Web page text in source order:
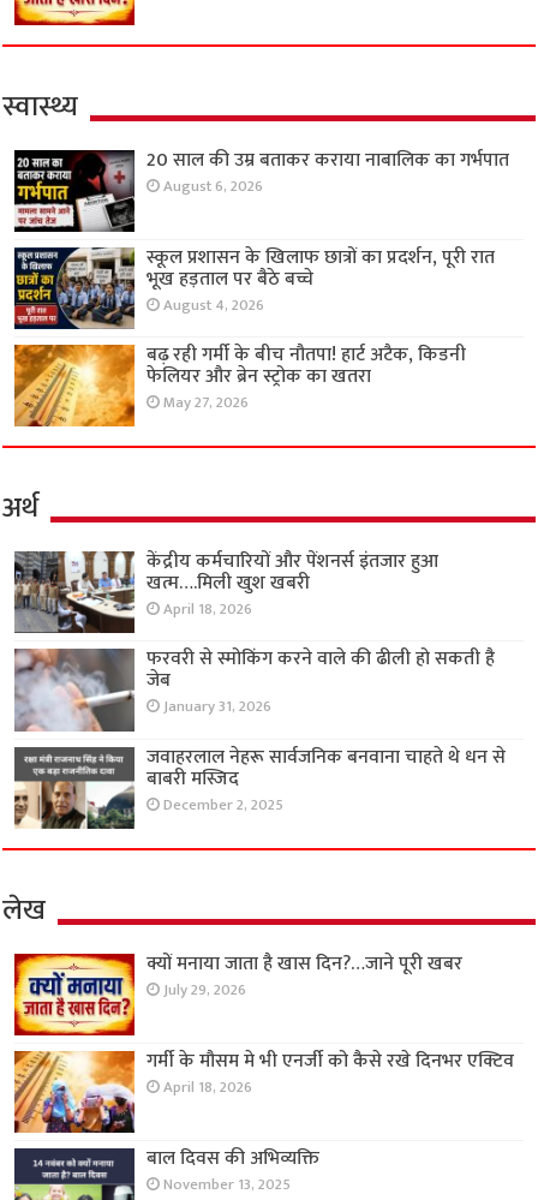
स्वास्थ्य
20 साल की उम्र बताकर कराया नाबालिक का गर्भपात
August 6, 2026
स्कूल प्रशासन के खिलाफ छात्रों का प्रदर्शन, पूरी रात
भूख हड़ताल पर बैठे बच्चे
August 4, 2026
बढ़ रही गर्मी के बीच नौतपा! हार्ट अटैक, किडनी
फेलियर और ब्रेन स्ट्रोक का खतरा
May 27, 2026
अर्थ
केंद्रीय कर्मचारियों और पेंशनर्स इंतजार हुआ
खत्म….मिली खुश खबरी
April 18, 2026
फरवरी से स्मोकिंग करने वाले की ढीली हो सकती है
जेब
January 31, 2026
जवाहरलाल नेहरू सार्वजनिक बनवाना चाहते थे धन से
बाबरी मस्जिद
December 2, 2025
लेख
क्यों मनाया जाता है खास दिन?…जाने पूरी खबर
July 29, 2026
गर्मी के मौसम मे भी एनर्जी को कैसे रखे दिनभर एक्टिव
April 18, 2026
बाल दिवस की अभिव्यक्ति
November 13, 2025